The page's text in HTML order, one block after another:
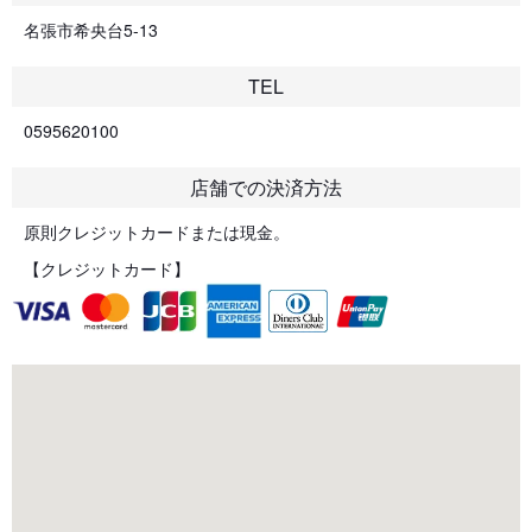
名張市希央台5-13
TEL
0595620100
店舗での決済方法
原則クレジットカードまたは現金。
【クレジットカード】